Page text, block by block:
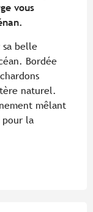
vous
sa belle
Bordée
naturel.
mêlant
la